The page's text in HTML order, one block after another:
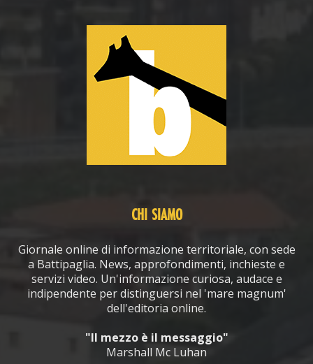
CHI SIAMO
Giornale online di informazione territoriale, con sede
a Battipaglia. News, approfondimenti, inchieste e
servizi video. Un'informazione curiosa, audace e
indipendente per distinguersi nel 'mare magnum'
dell'editoria online.
"Il mezzo è il messaggio"
Marshall Mc Luhan